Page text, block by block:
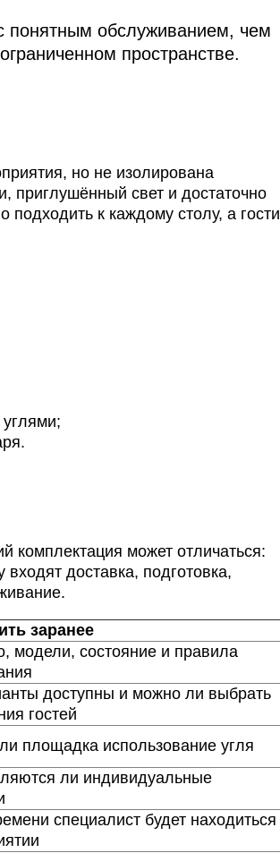
понятным обслуживанием, чем
пространстве.
но не изолирована
приглушённый свет и достаточно
к каждому столу, а гости
комплектация может отличаться:
входят доставка, подготовка,
заранее
модели, состояние и правила
доступны и можно ли выбрать
гостей
площадка использование угля
ли индивидуальные
специалист будет находиться